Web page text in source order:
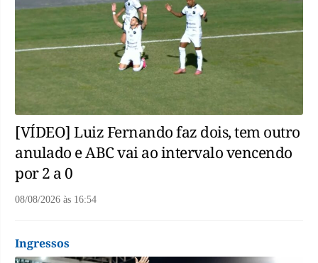
[VÍDEO] Luiz Fernando faz dois, tem outro
anulado e ABC vai ao intervalo vencendo
por 2 a 0
08/08/2026 às 16:54
Ingressos